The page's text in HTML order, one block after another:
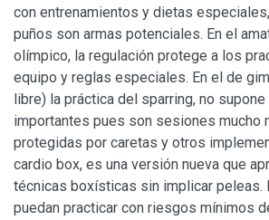
con entrenamientos y dietas
puños son armas potenciales. En el
olímpico, la regulación protege a los
equipo y reglas especiales. En el de
libre) la práctica del sparring, no
importantes pues son sesiones mucho
protegidas por caretas y otros
cardio box, es una versión nueva que
técnicas boxísticas sin implicar peleas.
puedan practicar con riesgos mínimos